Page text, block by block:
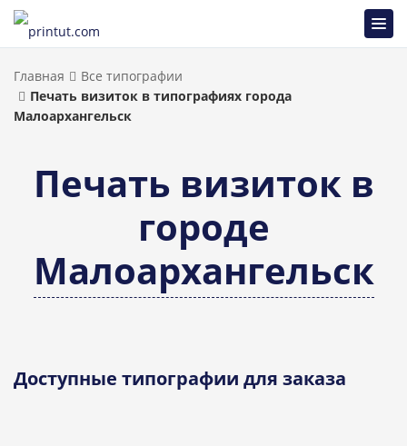
Главная
Все типографии
Печать визиток в типографиях города
Малоархангельск
Печать визиток в
городе
Малоархангельск
Доступные типографии для заказа